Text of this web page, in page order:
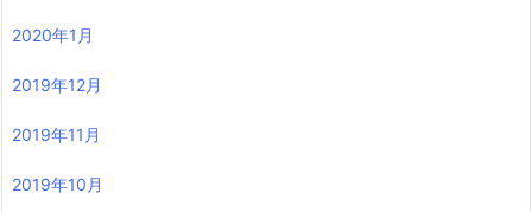
2020年1月
2019年12月
2019年11月
2019年10月